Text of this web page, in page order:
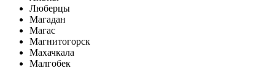
Люберцы
Магадан
Магас
Магнитогорск
Махачкала
Малгобек